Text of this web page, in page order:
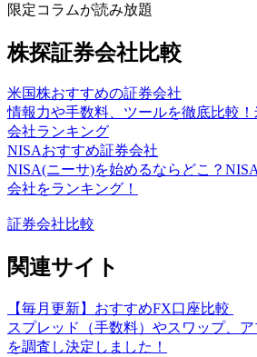
限定コラムが読み放題
株探証券会社比較
米国株おすすめの証券会社
情報力や手数料、ツールを徹底比較
会社ランキング
NISAおすすめ証券会社
NISA(ニーサ)を始めるならどこ？
会社をランキング！
証券会社比較
関連サイト
【毎月更新】おすすめFX口座比較
スプレッド（手数料）やスワップ、
を調査し決定しました！